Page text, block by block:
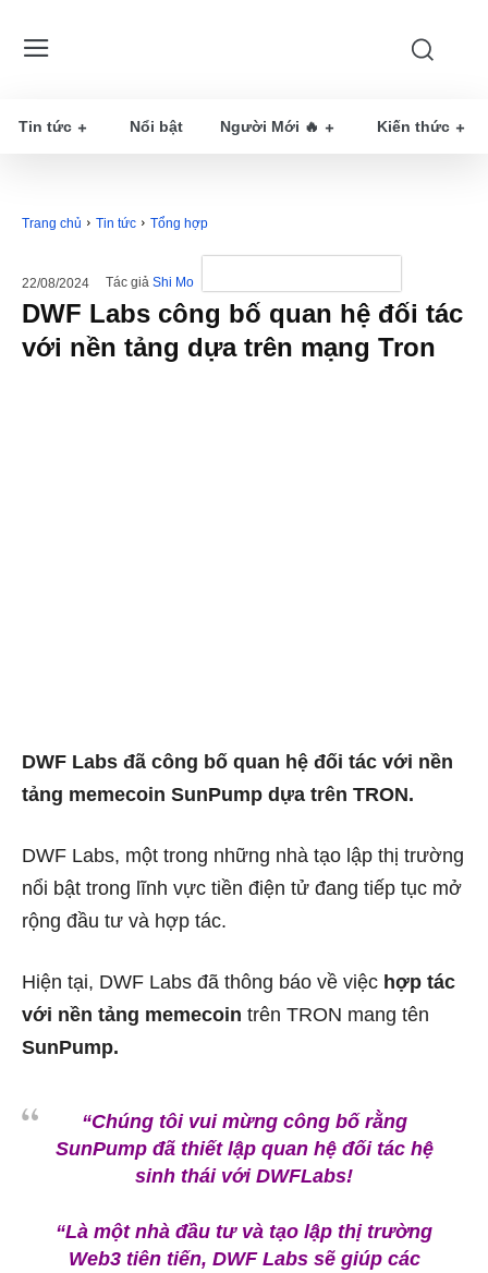
Tin tức Nổi bật Người Mới 🔥 Kiến thức
Trang chủ Tin tức Tổng hợp
22/08/2024 Tác giả Shi Mo
DWF Labs công bố quan hệ đối tác
với nền tảng dựa trên mạng Tron
DWF Labs đã công bố quan hệ đối tác với nền
tảng memecoin SunPump dựa trên TRON.
DWF Labs, một trong những nhà tạo lập thị trường
nổi bật trong lĩnh vực tiền điện tử đang tiếp tục mở
rộng đầu tư và hợp tác.
Hiện tại, DWF Labs đã thông báo về việc hợp tác
với nền tảng memecoin trên TRON mang tên
SunPump.
“Chúng tôi vui mừng công bố rằng
SunPump đã thiết lập quan hệ đối tác hệ
sinh thái với DWFLabs!
“Là một nhà đầu tư và tạo lập thị trường
Web3 tiên tiến, DWF Labs sẽ giúp các